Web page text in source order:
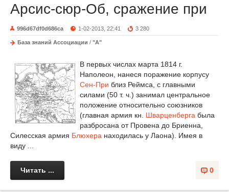
Арсис-сюр-Об, сражение при
996d67df0d686ca 1-02-2013, 22:41 3 280
База знаний Ассоциации / "А"
В первых числах марта 1814 г.
Наполеон, нанеся поражение корпусу
Сен-При близ Реймса, с главными
силами (50 т. ч.) занимал центральное
положение относительно союзников
(главная армия кн. Шварценберга была
разбросана от Провена до Бриенна,
Силесская армия Блюхера находилась у Лаона). Имея в
виду ...
0
Читать ...